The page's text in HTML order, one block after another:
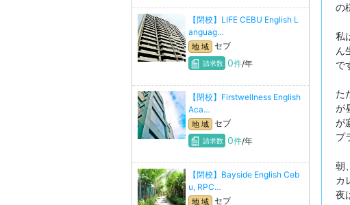
の
私
ん
で
た
が
が
プ
朝
カ
夜
【閉校】LIFE CEBU English L
anguag…
地 域 セブ
請求数 0件/年
【閉校】Firstwellness English
Aca…
地 域 セブ
請求数 0件/年
【閉校】Bayside English Ceb
u, RPC…
地 域 セブ